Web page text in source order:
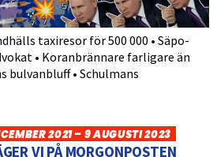
taxiresor för 500 000 • Säpo-
• Koranbrännare farligare än
bulvanbluff • Schulmans
2021 – 9 AUGUSTI 2023
VI PÅ MORGONPOSTEN